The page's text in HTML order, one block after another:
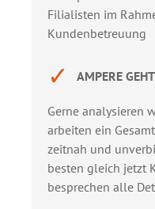
Filialisten im
Kundenbetreuung
✓ AMPERE
Gerne analysieren
arbeiten ein
zeitnah und
besten gleich jetzt
besprechen alle